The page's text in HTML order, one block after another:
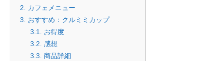
2.
カフェメニュー
3.
おすすめ：クルミミカップ
3.1.
お得度
3.2. 感想
3.3. 商品詳細